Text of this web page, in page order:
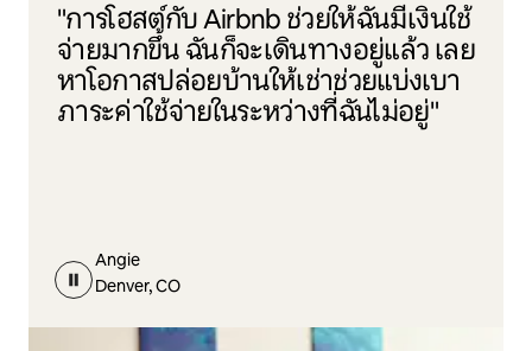
"การโฮสต์กับ Airbnb ช่วยให้ฉันมีเงินใช้
จ่ายมากขึ้น ฉันก็จะเดินทางอยู่แล้ว เลย
หาโอกาสปล่อยบ้านให้เช่าช่วยแบ่งเบา
ภาระค่าใช้จ่ายในระหว่างที่ฉันไม่อยู่"
Angie
Denver, CO